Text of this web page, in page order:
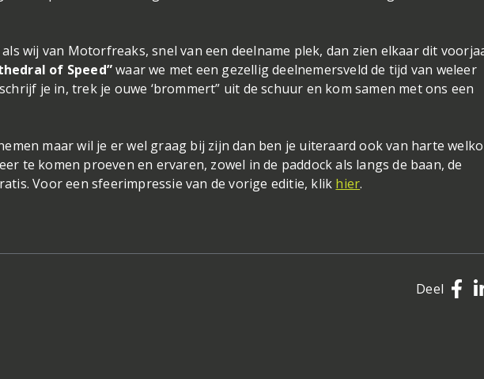
wij van Motorfreaks, snel van een deelname plek, dan zien elkaar dit
of Speed”waar we met een gezellig deelnemersveld de tijd van weleer
je in, trek je ouwe ‘brommert” uit de schuur en kom samen met ons een
maar wil je er wel graag bij zijn dan ben je uiteraard ook van harte
te komen proeven en ervaren, zowel in de paddock als langs de baan, de
Voor een sfeerimpressie van de vorige editie, klik hier.
Deel